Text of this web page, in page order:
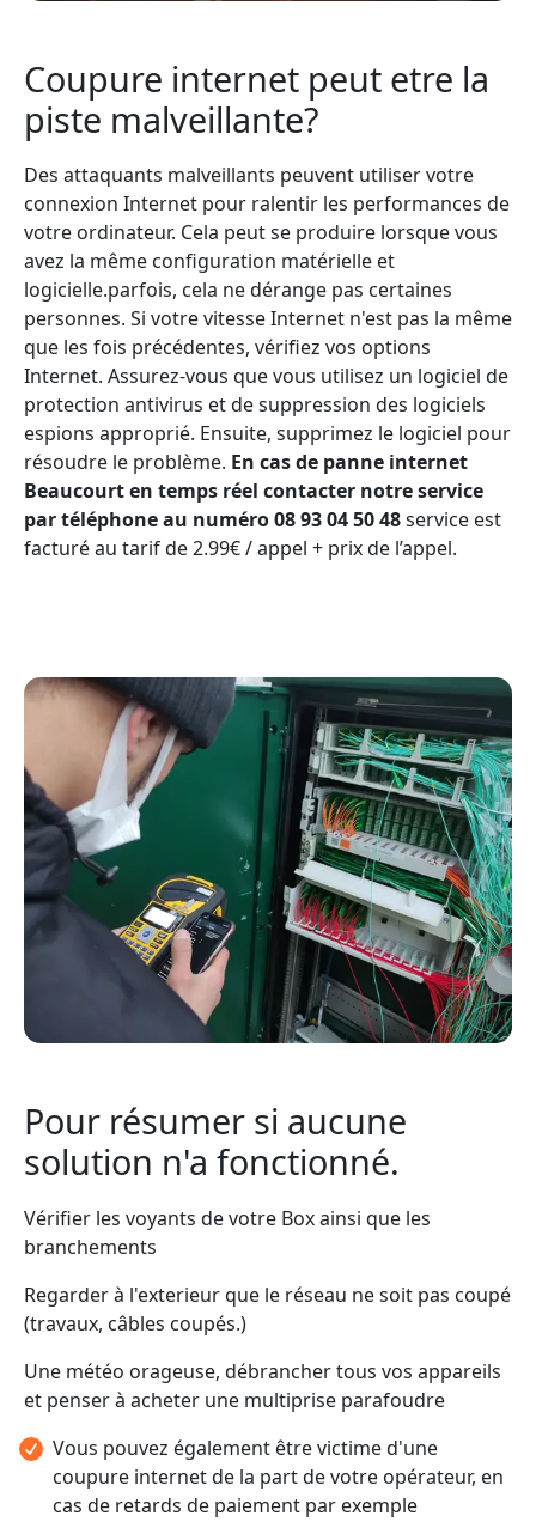
Coupure internet peut etre la
piste malveillante?
Des attaquants malveillants peuvent utiliser votre
connexion Internet pour ralentir les performances de
votre ordinateur. Cela peut se produire lorsque vous
avez la même configuration matérielle et
logicielle.parfois, cela ne dérange pas certaines
personnes. Si votre vitesse Internet n'est pas la même
que les fois précédentes, vérifiez vos options
Internet. Assurez-vous que vous utilisez un logiciel de
protection antivirus et de suppression des logiciels
espions approprié. Ensuite, supprimez le logiciel pour
résoudre le problème. En cas de panne internet
Beaucourt en temps réel contacter notre service
par téléphone au numéro 08 93 04 50 48service est
facturé au tarif de 2.99€ / appel + prix de l’appel.
Pour résumer si aucune
solution n'a fonctionné.
Vérifier les voyants de votre Box ainsi que les
branchements
Regarder à l'exterieur que le réseau ne soit pas coupé
(travaux, câbles coupés.)
Une météo orageuse, débrancher tous vos appareils
et penser à acheter une multiprise parafoudre
Vous pouvez également être victime d'une
coupure internet de la part de votre opérateur, en
cas de retards de paiement par exemple